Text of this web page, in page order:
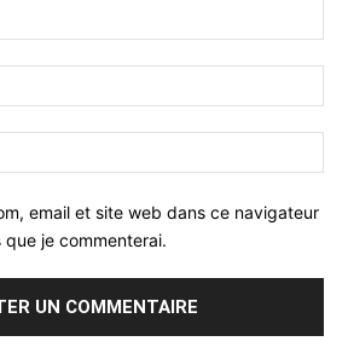
email et site web dans ce navigateur
je commenterai.